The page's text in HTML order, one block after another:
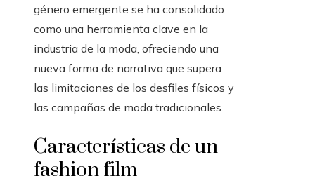
género emergente se ha consolidado
como una herramienta clave en la
industria de la moda, ofreciendo una
nueva forma de narrativa que supera
las limitaciones de los desfiles físicos y
las campañas de moda tradicionales.
Características de un
fashion film